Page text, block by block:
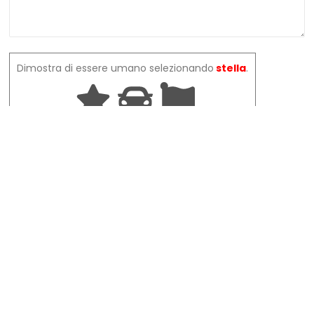
Dimostra di essere umano selezionando stella.